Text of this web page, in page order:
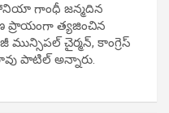
గాంధీ జ‌న్మ‌దిన
ప్రాయంగా త్య‌జించిన
చైర్మ‌న్, కాంగ్రెస్
పాటిల్ అన్నారు.